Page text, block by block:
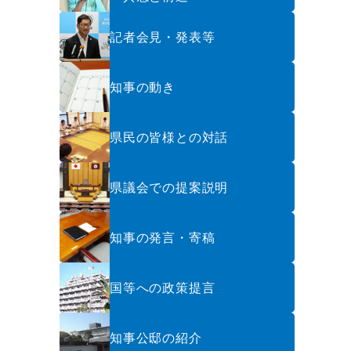
記者会見・発表等
知事の動き
県民の皆様との対話
県議会での提案説明
知事の発言・寄稿
国等への政策提言
知事公邸の紹介